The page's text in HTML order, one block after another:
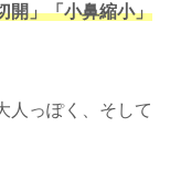
開」「小鼻縮小」
人っぽく、そして